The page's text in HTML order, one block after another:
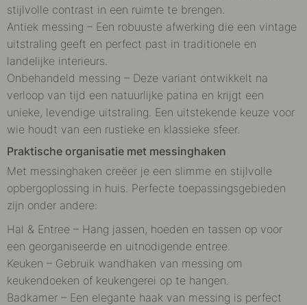
stijlvolle contrast in een ruimte te brengen.
Antiek messing – Een robuuste afwerking die een vintage
uitstraling geeft en perfect past in traditionele en
landelijke interieurs.
Onbehandeld messing – Deze variant ontwikkelt na
verloop van tijd een natuurlijke patina en krijgt een
unieke, levendige uitstraling. Een uitstekende keuze voor
wie houdt van een rustieke en klassieke sfeer.
Praktische organisatie met messinghaken
Met messinghaken creëer je een slimme en stijlvolle
opbergoplossing in huis. Perfecte toepassingsgebieden
zijn onder andere:
Hal & Entree – Hang jassen, hoeden en tassen op voor
een georganiseerde en uitnodigende entree.
Keuken – Gebruik wandhaken van messing om
keukendoeken of keukengerei op te hangen.
Badkamer – Een elegante haak van messing is perfect